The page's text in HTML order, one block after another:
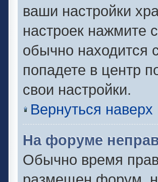
ваши настройки
настроек нажмите
обычно находится
попадете в центр
свои настройки.
Вернуться наверх
На форуме
Обычно время